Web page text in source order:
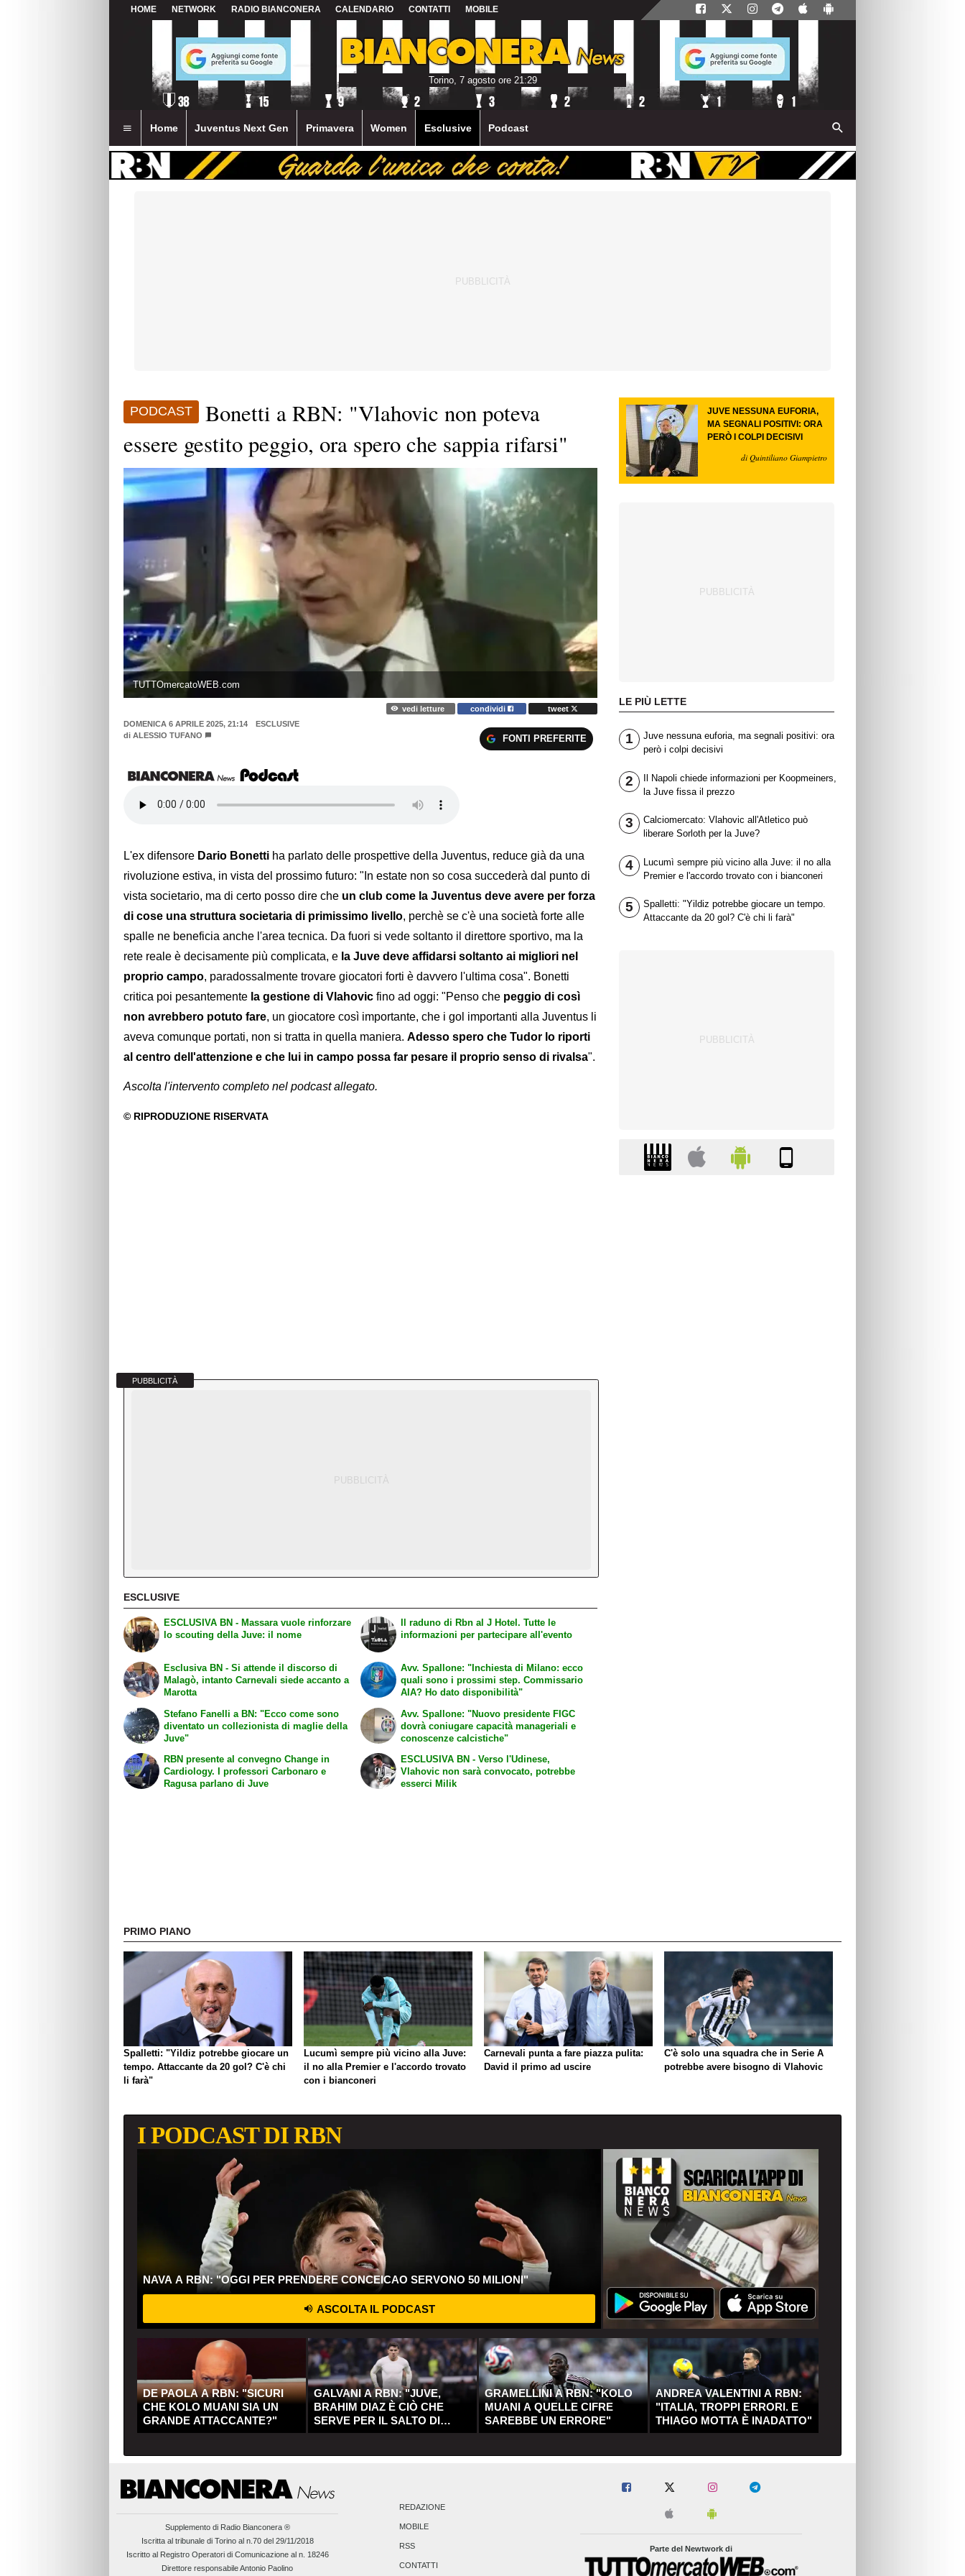
HOME NETWORK RADIO BIANCONERA CALENDARIO CONTATTI MOBILE
Torino, 7 agosto ore 21:29
Home Juventus Next Gen Primavera Women Esclusive Podcast
PODCAST
Bonetti a RBN: "Vlahovic non poteva
essere gestito peggio, ora spero che sappia rifarsi"
TUTTOmercatoWEB.com
vedi letture condividi
tweet
DOMENICA 6 APRILE 2025, 21:14
ESCLUSIVE
di ALESSIO TUFANO FONTI PREFERITE
L'ex difensore Dario Bonetti ha parlato delle prospettive della Juventus, reduce già da una
rivoluzione estiva, in vista del prossimo futuro: "In estate non so cosa succederà dal punto di
vista societario, ma di certo posso dire che un club come la Juventus deve avere per forza
di cose una struttura societaria di primissimo livello, perchè se c'è una società forte alle
spalle ne beneficia anche l'area tecnica. Da fuori si vede soltanto il direttore sportivo, ma la
rete reale è decisamente più complicata, e la Juve deve affidarsi soltanto ai migliori nel
proprio campo, paradossalmente trovare giocatori forti è davvero l'ultima cosa". Bonetti
critica poi pesantemente la gestione di Vlahovic fino ad oggi: "Penso che peggio di così
non avrebbero potuto fare, un giocatore così importante, che i gol importanti alla Juventus li
aveva comunque portati, non si tratta in quella maniera. Adesso spero che Tudor lo riporti
al centro dell'attenzione e che lui in campo possa far pesare il proprio senso di rivalsa".
Ascolta l'intervento completo nel podcast allegato.
PUBBLICITÀ
ESCLUSIVE
ESCLUSIVA BN - Massara vuole rinforzare
lo scouting della Juve: il nome
Esclusiva BN - Si attende il discorso di
Malagò, intanto Carnevali siede accanto a
Marotta
Il raduno di Rbn al J Hotel. Tutte le
informazioni per partecipare all'evento
Avv. Spallone: "Inchiesta di Milano: ecco
quali sono i prossimi step. Commissario
AIA? Ho dato disponibilità"
Stefano Fanelli a BN: "Ecco come sono
diventato un collezionista di maglie della
Juve"
RBN presente al convegno Change in
Cardiology. I professori Carbonaro e
Ragusa parlano di Juve
Avv. Spallone: "Nuovo presidente FIGC
dovrà coniugare capacità manageriali e
conoscenze calcistiche"
ESCLUSIVA BN - Verso l'Udinese,
Vlahovic non sarà convocato, potrebbe
esserci Milik
JUVE NESSUNA EUFORIA,
MA SEGNALI POSITIVI: ORA
PERÒ I COLPI DECISIVI
di Quintiliano Giampietro
LE PIÙ LETTE
1
Juve nessuna euforia, ma segnali positivi: ora
però i colpi decisivi
2
Il Napoli chiede informazioni per Koopmeiners,
la Juve fissa il prezzo
3
Calciomercato: Vlahovic all'Atletico può
liberare Sorloth per la Juve?
4
Lucumì sempre più vicino alla Juve: il no alla
Premier e l'accordo trovato con i bianconeri
5
Spalletti: "Yildiz potrebbe giocare un tempo.
Attaccante da 20 gol? C'è chi li farà"
PRIMO PIANO
Spalletti: "Yildiz potrebbe giocare un
tempo. Attaccante da 20 gol? C'è chi
li farà"
Lucumì sempre più vicino alla Juve:
il no alla Premier e l'accordo trovato
con i bianconeri
Carnevali punta a fare piazza pulita:
David il primo ad uscire
C'è solo una squadra che in Serie A
potrebbe avere bisogno di Vlahovic
I PODCAST DI RBN
NAVA A RBN: "OGGI PER PRENDERE CONCEICAO SERVONO 50 MILIONI"
ASCOLTA IL PODCAST
DE PAOLA A RBN: "SICURI
CHE KOLO MUANI SIA UN
GRANDE ATTACCANTE?"
GALVANI A RBN: "JUVE,
BRAHIM DIAZ È CIÒ CHE
SERVE PER IL SALTO DI
QUALITÀ"
GRAMELLINI A RBN: "KOLO
MUANI A QUELLE CIFRE
SAREBBE UN ERRORE"
ANDREA VALENTINI A RBN:
"ITALIA, TROPPI ERRORI. E
THIAGO MOTTA È INADATTO"
Supplemento di Radio Bianconera ®
Iscritta al tribunale di Torino al n.70 del 29/11/2018
Iscritto al Registro Operatori di Comunicazione al n. 18246
Direttore responsabile Antonio Paolino
REDAZIONE
MOBILE
RSS
CONTATTI
Parte del Newtwork di